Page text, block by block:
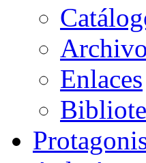
Archivo
Enlaces